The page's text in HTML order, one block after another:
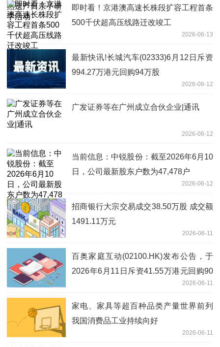
即时看！京港澳高速长株段扩容工程首条
500千伏超高压线路迁改竣工
2026-06-13
最新快讯!长城汽车(02333)6月12日斥资
994.27万港元回购94万股
2026-06-12
广发证券等在广州成立合伙企业|通讯
2026-06-12
当前信息：中锐股份：截至2026年6月10
日，公司最新股东户数为47,478户
2026-06-12
招商银行大宗交易成交38.50万股 成交额
1491.11万元
2026-06-11
百奥家庭互动(02100.HK)发布公告，于
2026年6月11日斥资41.55万港元回购90
2026-06-11
家电、家具等超百种品类产量世界前列
我国消费品工业持续向好
2026-06-11